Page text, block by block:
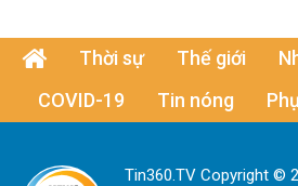
Thời sự Thế giới
COVID-19
Tin nóng
Tin360.TV Copyright ©